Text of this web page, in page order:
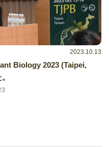
2023.10.13
Biology 2023 (Taipei,